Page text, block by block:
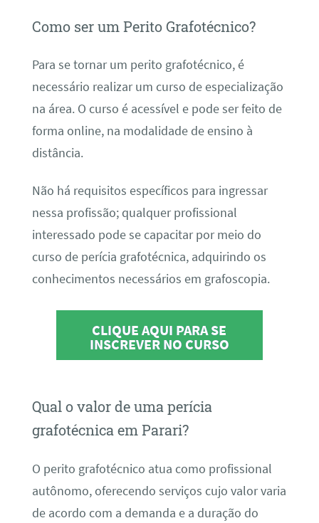
Como ser um Perito Grafotécnico?
Para se tornar um perito grafotécnico, é
necessário realizar um curso de especialização
na área. O curso é acessível e pode ser feito de
forma online, na modalidade de ensino à
distância.
Não há requisitos específicos para ingressar
nessa profissão; qualquer profissional
interessado pode se capacitar por meio do
curso de perícia grafotécnica, adquirindo os
conhecimentos necessários em grafoscopia.
CLIQUE AQUI PARA SE
INSCREVER NO CURSO
Qual o valor de uma perícia
grafotécnica em Parari?
O perito grafotécnico atua como profissional
autônomo, oferecendo serviços cujo valor varia
de acordo com a demanda e a duração do